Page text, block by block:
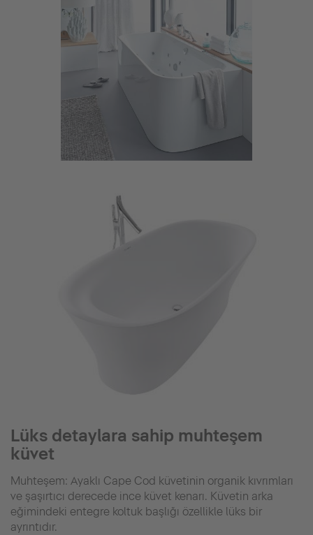
Lüks detaylara sahip muhteşem
küvet
Muhteşem: Ayaklı Cape Cod küvetinin organik kıvrımları
ve şaşırtıcı derecede ince küvet kenarı. Küvetin arka
eğimindeki entegre koltuk başlığı özellikle lüks bir
ayrıntıdır.